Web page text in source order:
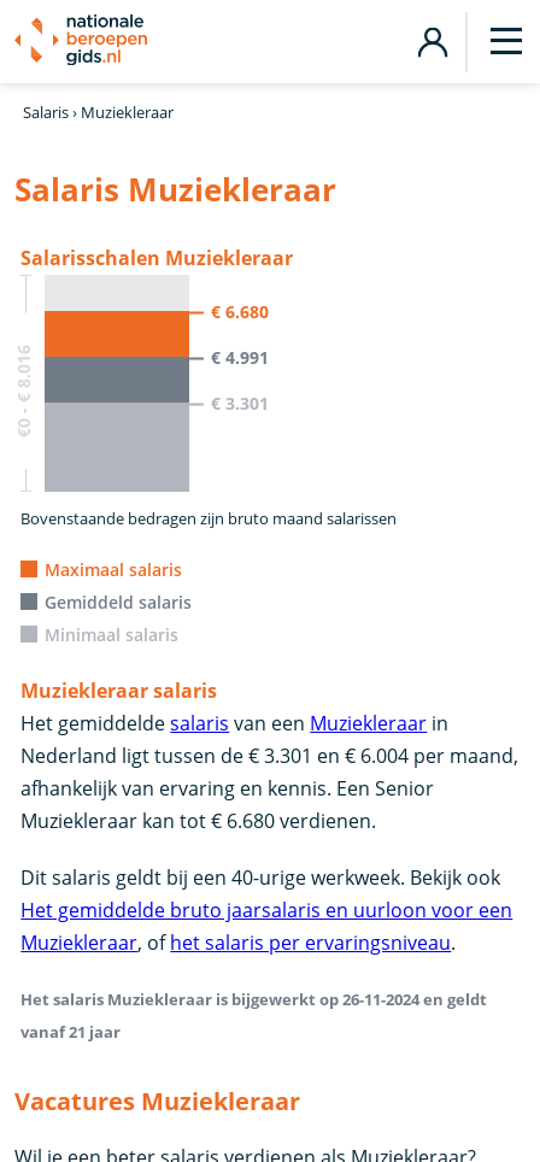
Salaris› Muziekleraar
Salaris Muziekleraar
Salarisschalen Muziekleraar
€0 - € 8.016
€ 6.680
€ 4.991
€ 3.301
Bovenstaande bedragen zijn bruto maand salarissen
Maximaal salaris
Gemiddeld salaris
Minimaal salaris
Muziekleraar salaris
Het gemiddeldesalaris van een Muziekleraar in
Nederland ligt tussen de € 3.301 en € 6.004 per maand,
afhankelijk van ervaring en kennis. Een Senior
Muziekleraar kan tot € 6.680 verdienen.
Dit salaris geldt bij een 40-urige werkweek. Bekijk ook
Het gemiddelde bruto jaarsalaris en uurloon voor een
Muziekleraar, ofhet salaris per ervaringsniveau.
Het salaris Muziekleraar is bijgewerkt op 26-11-2024 en geldt
vanaf 21 jaar
Vacatures Muziekleraar